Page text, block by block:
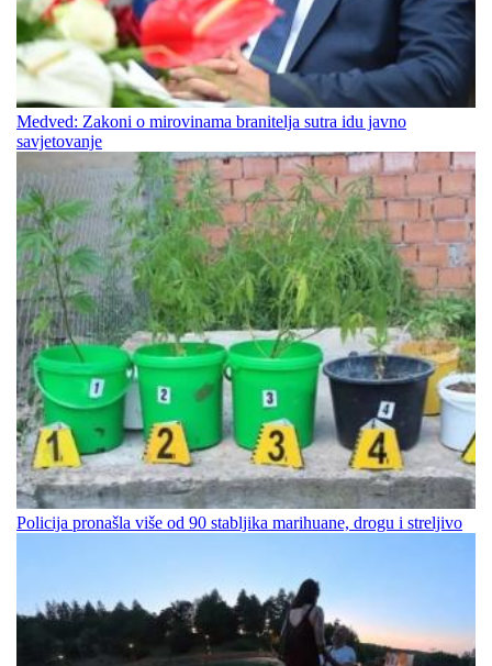
Medved: Zakoni o mirovinama branitelja sutra idu javno
savjetovanje
Policija pronašla više od 90 stabljika marihuane, drogu i streljivo